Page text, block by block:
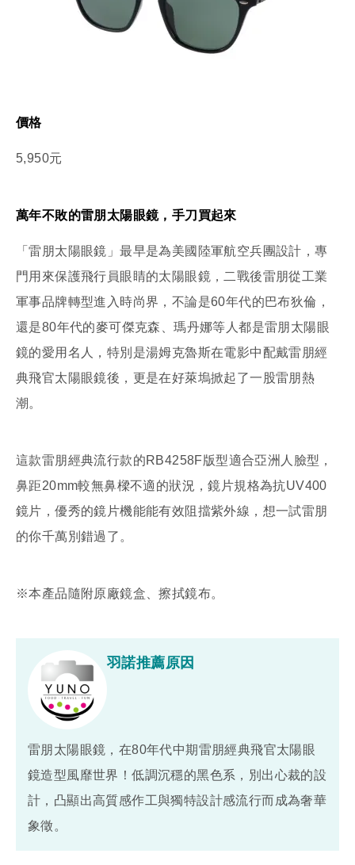
價格
5,950元
萬年不敗的雷朋太陽眼鏡，手刀買起來
「雷朋太陽眼鏡」最早是為美國陸軍航空兵團設計，專
門用來保護飛行員眼睛的太陽眼鏡，二戰後雷朋從工業
軍事品牌轉型進入時尚界，不論是60年代的巴布狄倫，
還是80年代的麥可傑克森、瑪丹娜等人都是雷朋太陽眼
鏡的愛用名人，特別是湯姆克魯斯在電影中配戴雷朋經
典飛官太陽眼鏡後，更是在好萊塢掀起了一股雷朋熱
潮。
這款雷朋經典流行款的RB4258F版型適合亞洲人臉型，
鼻距20mm較無鼻樑不適的狀況，鏡片規格為抗UV400
鏡片，優秀的鏡片機能能有效阻擋紫外線，想一試雷朋
的你千萬別錯過了。
※本產品隨附原廠鏡盒、擦拭鏡布。
羽諾推薦原因
雷朋太陽眼鏡，在80年代中期雷朋經典飛官太陽眼
鏡造型風靡世界！低調沉穩的黑色系，別出心裁的設
計，凸顯出高質感作工與獨特設計感流行而成為奢華
象徵。